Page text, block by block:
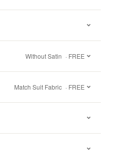
Without Satin · FREE
Match Suit Fabric · FREE